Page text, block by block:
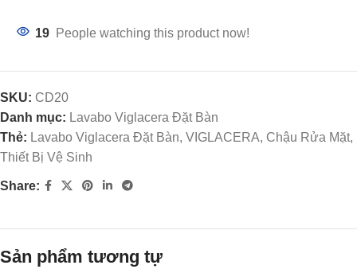
19 People watching this product now!
SKU: CD20
Danh mục: Lavabo Viglacera Đặt Bàn
Thẻ: Lavabo Viglacera Đặt Bàn, VIGLACERA, Chậu Rửa Mặt,
Thiết Bị Vệ Sinh
Share:
Sản phẩm tương tự